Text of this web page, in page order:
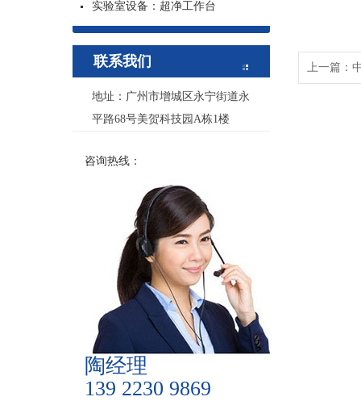
实验室设备：超净工作台
联系我们
地址：广州市增城区永宁街道永
平路68号美贺科技园A栋1楼
咨询热线：
陶经理
139 2230 9869
上一篇：